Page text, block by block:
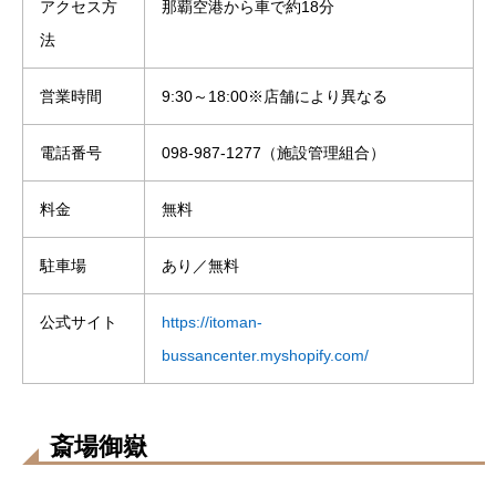
アクセス方
法
那覇空港から車で約18分
営業時間 9:30～18:00※店舗により異なる
電話番号 098-987-1277（施設管理組合）
料金 無料
駐車場 あり／無料
公式サイト
https://itoman-
bussancenter.myshopify.com/
斎場御嶽